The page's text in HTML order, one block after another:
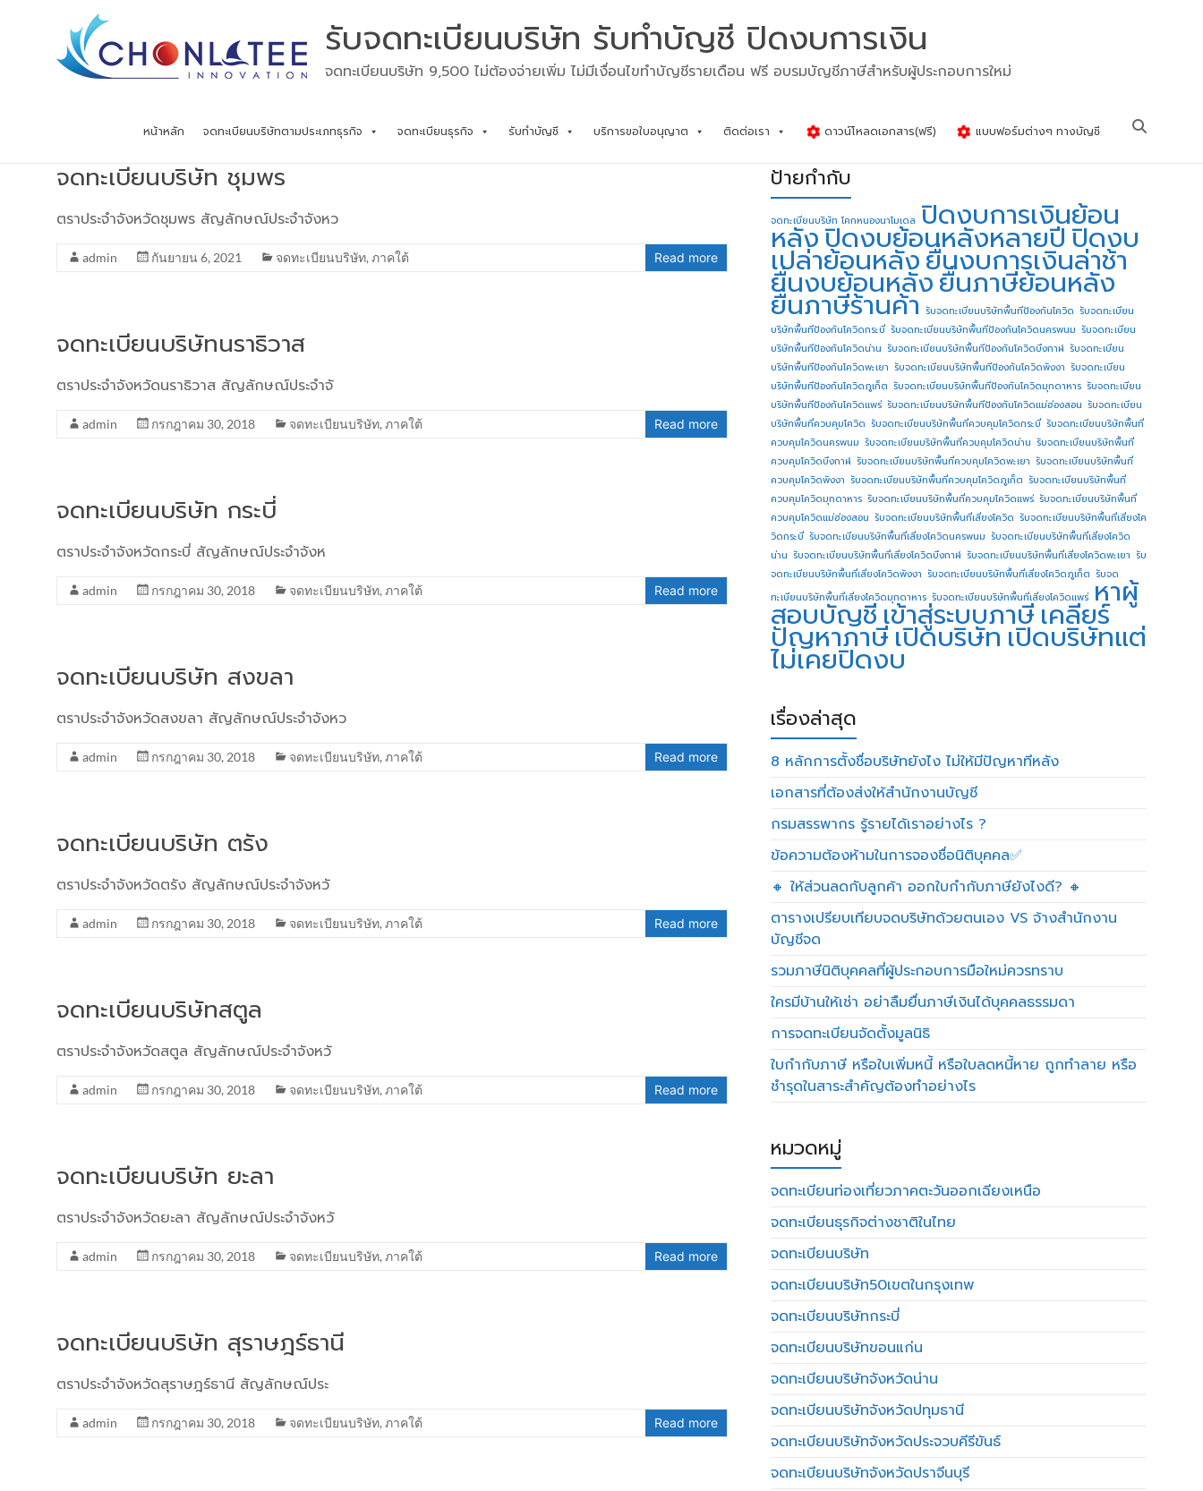
รับจดทะเบียนบริษัท รับทำบัญชี ปิดงบการเงิน
จดทะเบียนบริษัท 9,500 ไม่ต้องจ่ายเพิ่ม ไม่มีเงื่อนไขทำบัญชีรายเดือน ฟรี อบรมบัญชีภาษีสำหรับผู้ประกอบการใหม่
หน้าหลัก จดทะเบียนบริษัทตามประเภทธุรกิจ จดทะเบียนธุรกิจ รับทำบัญชี บริการขอใบอนุญาต ติดต่อเรา ดาวน์โหลดเอกสาร(ฟรี) แบบฟอร์มต่างๆ ทางบัญชี
จดทะเบียนบริษัท ชุมพร
ตราประจำจังหวัดชุมพร สัญลักษณ์ประจำจังหว
admin กันยายน 6, 2021 จดทะเบียนบริษัท, ภาคใต้ Read more
จดทะเบียนบริษัทนราธิวาส
ตราประจำจังหวัดนราธิวาส สัญลักษณ์ประจำจั
admin กรกฎาคม 30, 2018 จดทะเบียนบริษัท, ภาคใต้ Read more
จดทะเบียนบริษัท กระบี่
ตราประจำจังหวัดกระบี่ สัญลักษณ์ประจำจังห
admin กรกฎาคม 30, 2018 จดทะเบียนบริษัท, ภาคใต้ Read more
จดทะเบียนบริษัท สงขลา
ตราประจำจังหวัดสงขลา สัญลักษณ์ประจำจังหว
admin กรกฎาคม 30, 2018 จดทะเบียนบริษัท, ภาคใต้ Read more
จดทะเบียนบริษัท ตรัง
ตราประจำจังหวัดตรัง สัญลักษณ์ประจำจังหวั
admin กรกฎาคม 30, 2018 จดทะเบียนบริษัท, ภาคใต้ Read more
จดทะเบียนบริษัทสตูล
ตราประจำจังหวัดสตูล สัญลักษณ์ประจำจังหวั
admin กรกฎาคม 30, 2018 จดทะเบียนบริษัท, ภาคใต้ Read more
จดทะเบียนบริษัท ยะลา
ตราประจำจังหวัดยะลา สัญลักษณ์ประจำจังหวั
admin กรกฎาคม 30, 2018 จดทะเบียนบริษัท, ภาคใต้ Read more
จดทะเบียนบริษัท สุราษฎร์ธานี
ตราประจำจังหวัดสุราษฎร์ธานี สัญลักษณ์ประ
admin กรกฎาคม 30, 2018 จดทะเบียนบริษัท, ภาคใต้ Read more
ป้ายกำกับ
จดทะเบียนบริษัท โคกหนองนาโมเดล ปิดงบการเงินย้อน
หลังปิดงบย้อนหลังหลายปี ปิดงบ
เปล่าย้อนหลังยื่นงบการเงินล่าช้า
ยื่นงบย้อนหลังยื่นภาษีย้อนหลัง
ยื่นภาษีร้านค้า รับจดทะเบียนบริษัทพื้นทีป้องกันโควิด รับจดทะเบียน
บริษัทพื้นทีป้องกันโควิดกระบี่ รับจดทะเบียนบริษัทพื้นทีป้องกันโควิดนครพนม รับจดทะเบียน
บริษัทพื้นทีป้องกันโควิดน่าน รับจดทะเบียนบริษัทพื้นทีป้องกันโควิดบึงกาฬ รับจดทะเบียน
บริษัทพื้นทีป้องกันโควิดพะเยา รับจดทะเบียนบริษัทพื้นทีป้องกันโควิดพังงา รับจดทะเบียน
บริษัทพื้นทีป้องกันโควิดภูเก็ต รับจดทะเบียนบริษัทพื้นทีป้องกันโควิดมุกดาหาร รับจดทะเบียน
บริษัทพื้นทีป้องกันโควิดแพร่ รับจดทะเบียนบริษัทพื้นทีป้องกันโควิดแม่ฮ่องสอน รับจดทะเบียน
บริษัทพื้นที่ควบคุมโควิด รับจดทะเบียนบริษัทพื้นที่ควบคุมโควิดกระบี่ รับจดทะเบียนบริษัทพื้นที่
ควบคุมโควิดนครพนม รับจดทะเบียนบริษัทพื้นที่ควบคุมโควิดน่าน รับจดทะเบียนบริษัทพื้นที่
ควบคุมโควิดบึงกาฬ รับจดทะเบียนบริษัทพื้นที่ควบคุมโควิดพะเยา รับจดทะเบียนบริษัทพื้นที่
ควบคุมโควิดพังงา รับจดทะเบียนบริษัทพื้นที่ควบคุมโควิดภูเก็ต รับจดทะเบียนบริษัทพื้นที่
ควบคุมโควิดมุกดาหาร รับจดทะเบียนบริษัทพื้นที่ควบคุมโควิดแพร่ รับจดทะเบียนบริษัทพื้นที่
ควบคุมโควิดแม่ฮ่องสอน รับจดทะเบียนบริษัทพื้นที่เสี่ยงโควิด รับจดทะเบียนบริษัทพื้นที่เสี่ยงโค
วิดกระบี่ รับจดทะเบียนบริษัทพื้นที่เสี่ยงโควิดนครพนม รับจดทะเบียนบริษัทพื้นที่เสี่ยงโควิด
น่าน รับจดทะเบียนบริษัทพื้นที่เสี่ยงโควิดบึงกาฬ รับจดทะเบียนบริษัทพื้นที่เสี่ยงโควิดพะเยา รับ
จดทะเบียนบริษัทพื้นที่เสี่ยงโควิดพังงา รับจดทะเบียนบริษัทพื้นที่เสี่ยงโควิดภูเก็ต รับจด
ทะเบียนบริษัทพื้นที่เสี่ยงโควิดมุกดาหาร รับจดทะเบียนบริษัทพื้นที่เสี่ยงโควิดแพร่ หาผู้
สอบบัญชี เข้าสู่ระบบภาษี เคลียร์
ปัญหาภาษีเปิดบริษัทเปิดบริษัทแต่
ไม่เคยปิดงบ
เรื่องล่าสุด
8 หลักการตั้งชื่อบริษัทยังไง ไม่ให้มีปัญหาทีหลัง
เอกสารที่ต้องส่งให้สำนักงานบัญชี
กรมสรรพากร รู้รายได้เราอย่างไร ?
ข้อความต้องห้ามในการจองชื่อนิติบุคคล✅
🔸 ให้ส่วนลดกับลูกค้า ออกใบกำกับภาษียังไงดี? 🔸
ตารางเปรียบเทียบจดบริษัทด้วยตนเอง VS จ้างสำนักงาน
บัญชีจด
รวมภาษีนิติบุคคลที่ผู้ประกอบการมือใหม่ควรทราบ
ใครมีบ้านให้เช่า อย่าลืมยื่นภาษีเงินได้บุคคลธรรมดา
การจดทะเบียนจัดตั้งมูลนิธิ
ใบกำกับภาษี หรือใบเพิ่มหนี้ หรือใบลดหนี้หาย ถูกทำลาย หรือ
ชำรุดในสาระสำคัญต้องทำอย่างไร
หมวดหมู่
จดทะเบียนท่องเที่ยวภาคตะวันออกเฉียงเหนือ
จดทะเบียนธุรกิจต่างชาติในไทย
จดทะเบียนบริษัท
จดทะเบียนบริษัท50เขตในกรุงเทพ
จดทะเบียนบริษัทกระบี่
จดทะเบียนบริษัทขอนแก่น
จดทะเบียนบริษัทจังหวัดน่าน
จดทะเบียนบริษัทจังหวัดปทุมธานี
จดทะเบียนบริษัทจังหวัดประจวบคีรีขันธ์
จดทะเบียนบริษัทจังหวัดปราจีนบุรี